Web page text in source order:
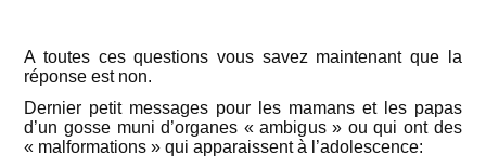
A toutes ces questions vous savez maintenant que la
réponse est non.
Dernier petit messages pour les mamans et les papas
d’un gosse muni d’organes « ambigus » ou qui ont des
« malformations » qui apparaissent à l’adolescence: